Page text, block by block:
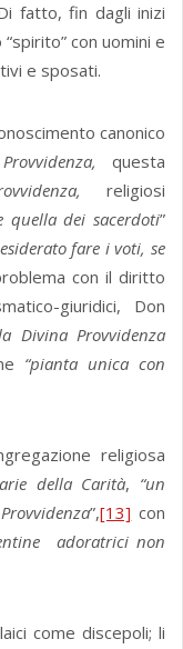
fatto, fin dagli inizi
con uomini e
e sposati.
canonico
questa
religiosi
dei sacerdoti”
fare i voti, se
con il diritto
giuridici, Don
Divina Provvidenza
“pianta unica con
religiosa
della Carità, “un
”,[13] con
adoratrici non
come discepoli; li